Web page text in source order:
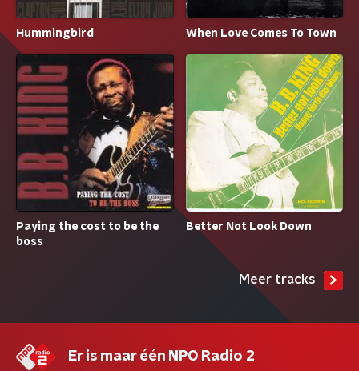
Hummingbird When Love Comes To Town
Paying the cost to be the
boss
Better Not Look Down
Meer tracks
Er is maar één NPO Radio 2